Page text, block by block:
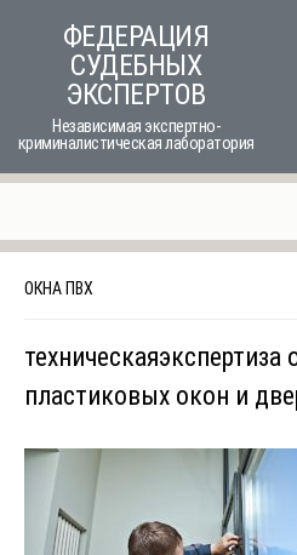
ФЕДЕРАЦИЯ
СУДЕБНЫХ
ЭКСПЕРТОВ
Независимая экспертно-
криминалистическая лаборатория
ОКНА ПВХ
техническаяэкспертиза
пластиковых окон и